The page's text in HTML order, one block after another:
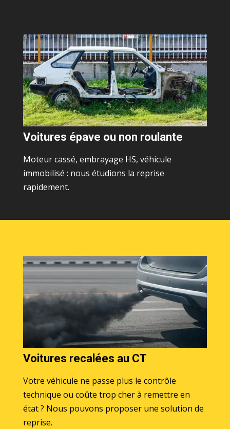
Voitures épave ou non roulante
Moteur cassé, embrayage HS, véhicule
immobilisé : nous étudions la reprise
rapidement.
Voitures recalées au CT
Votre véhicule ne passe plus le contrôle
technique ou coûte trop cher à remettre en
état ? Nous pouvons proposer une solution de
reprise.